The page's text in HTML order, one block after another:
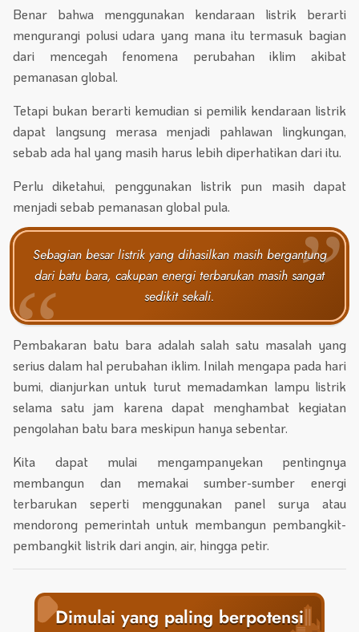
Benar bahwa menggunakan kendaraan listrik berarti
mengurangi polusi udara yang mana itu termasuk bagian
dari mencegah fenomena perubahan iklim akibat
pemanasan global.
Tetapi bukan berarti kemudian si pemilik kendaraan listrik
dapat langsung merasa menjadi pahlawan lingkungan,
sebab ada hal yang masih harus lebih diperhatikan dari itu.
Perlu diketahui, penggunakan listrik pun masih dapat
menjadi sebab pemanasan global pula.
Sebagian besar listrik yang dihasilkan masih bergantung
dari batu bara, cakupan energi terbarukan masih sangat
sedikit sekali.
Pembakaran batu bara adalah salah satu masalah yang
serius dalam hal perubahan iklim. Inilah mengapa pada hari
bumi, dianjurkan untuk turut memadamkan lampu listrik
selama satu jam karena dapat menghambat kegiatan
pengolahan batu bara meskipun hanya sebentar.
Kita dapat mulai mengampanyekan pentingnya
membangun dan memakai sumber-sumber energi
terbarukan seperti menggunakan panel surya atau
mendorong pemerintah untuk membangun pembangkit-
pembangkit listrik dari angin, air, hingga petir.
Dimulai yang paling berpotensi